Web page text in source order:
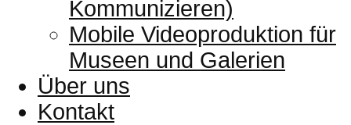
Kommunizieren)
Mobile Videoproduktion für
Museen und Galerien
Über uns
Kontakt